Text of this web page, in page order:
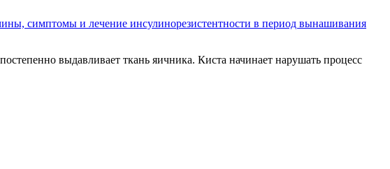
симптомы и лечение инсулинорезистентности в период вынашивания
выдавливает ткань яичника. Киста начинает нарушать процесс